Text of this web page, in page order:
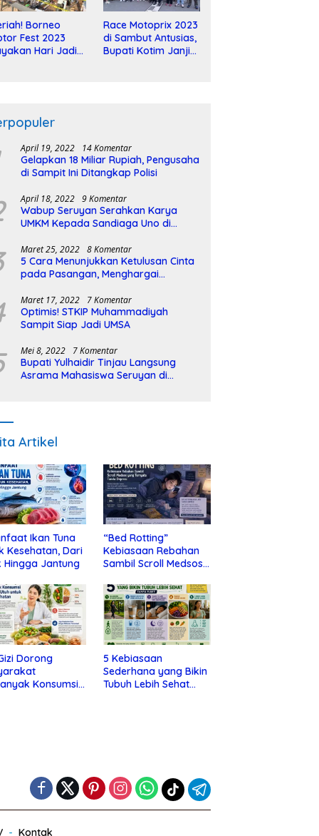
Borneo
Fest 2023
Hari Jadi
Race Motoprix 2023
di Sambut Antusias,
Bupati Kotim Janji
April 19, 2022 14 Komentar
Gelapkan 18 Miliar Rupiah, Pengusaha
di Sampit Ini Ditangkap Polisi
April 18, 2022 9 Komentar
Wabup Seruyan Serahkan Karya
UMKM Kepada Sandiaga Uno di
Maret 25, 2022 8 Komentar
5 Cara Menunjukkan Ketulusan Cinta
pada Pasangan, Menghargai
Maret 17, 2022 7 Komentar
Optimis! STKIP Muhammadiyah
Sampit Siap Jadi UMSA
Mei 8, 2022 7 Komentar
Bupati Yulhaidir Tinjau Langsung
Asrama Mahasiswa Seruyan di
Artikel
Ikan Tuna
Kesehatan, Dari
Hingga Jantung
“Bed Rotting”
Kebiasaan Rebahan
Sambil Scroll Medsos
Depresi
Dorong
Konsumsi
5 Kebiasaan
Sederhana yang Bikin
Tubuh Lebih Sehat
Kontak